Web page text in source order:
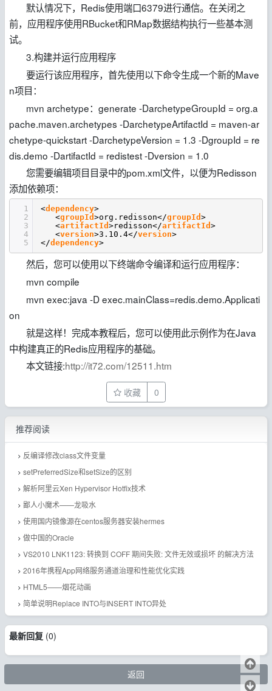
默认情况下，Redis使用端口6379进行通信。在关闭之
前，应用程序使用RBucket和RMap数据结构执行一些基本测
试。
3.构建并运行应用程序
要运行该应用程序，首先使用以下命令生成一个新的Mave
n项目：
mvn archetype：generate -DarchetypeGroupId = org.a
pache.maven.archetypes -DarchetypeArtifactId = maven-ar
chetype-quickstart -DarchetypeVersion = 1.3 -DgroupId = re
dis.demo -DartifactId = redistest -Dversion = 1.0
您需要编辑项目目录中的pom.xml文件，以便为Redisson
添加依赖项：
1
2
3
4
5
<dependency>
<groupId >org.redisson</groupId >
<artifactId >redisson</artifactId >
<version>3.10.4</version>
</dependency>
然后，您可以使用以下终端命令编译和运行应用程序：
mvn compile
mvn exec:java -D exec.mainClass=redis.demo.Applicati
on
就是这样！完成本教程后，您可以使用此示例作为在Java
中构建真正的Redis应用程序的基础。
本文链接:http://it72.com/12511.htm
收藏 0
推荐阅读
反编译修改class文件变量
setPreferredSize和setSize的区别
解析阿里云Xen Hypervisor Hotfix技术
鄙人小魔术——龙吸水
使用国内镜像源在centos服务器安装hermes
做中国的Oracle
VS2010 LNK1123: 转换到 COFF 期间失败: 文件无效或损坏 的解决方法
2016年携程App网络服务通道治理和性能优化实践
HTML5——烟花动画
简单说明Replace INTO与INSERT INTO异处
最新回复 (0)
返回